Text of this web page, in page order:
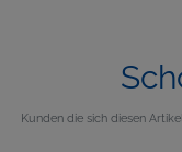
Kunden die sich diesen